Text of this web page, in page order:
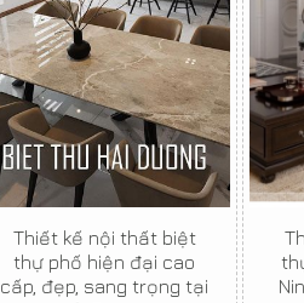
Thiết kế nội thất biệt
thự phố hiện đại cao
cấp, đẹp, sang trọng tại